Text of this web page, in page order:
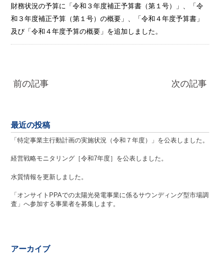
財務状況の予算に「令和３年度補正予算書（第１号）」、「令
和３年度補正予算（第１号）の概要」、「令和４年度予算書」
及び「令和４年度予算の概要」を追加しました。
前の記事 次の記事
最近の投稿
「特定事業主行動計画の実施状況（令和７年度）」を公表しました。
経営戦略モニタリング［令和7年度］を公表しました。
水質情報を更新しました。
「オンサイトPPAでの太陽光発電事業に係るサウンディング型市場調
査」へ参加する事業者を募集します。
アーカイブ